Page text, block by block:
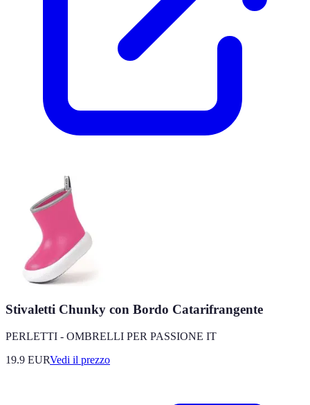
Stivaletti Chunky con Bordo Catarifrangente
PERLETTI - OMBRELLI PER PASSIONE IT
19.9 EURVedi il prezzo